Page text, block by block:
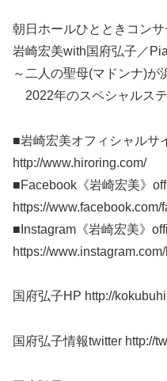
朝日ホールひとときコンサ
岩崎宏美with国府弘子／
～二人の聖母(マドンナ)が
2022年のスペシャルス
■岩崎宏美オフィシャルサ
http://www.hiroring.com/
■Facebook《岩崎宏美》
https://www.facebook.com/
■Instagram《岩崎宏美》
https://
国府弘子HP http://
国府弘子情報twitter http://